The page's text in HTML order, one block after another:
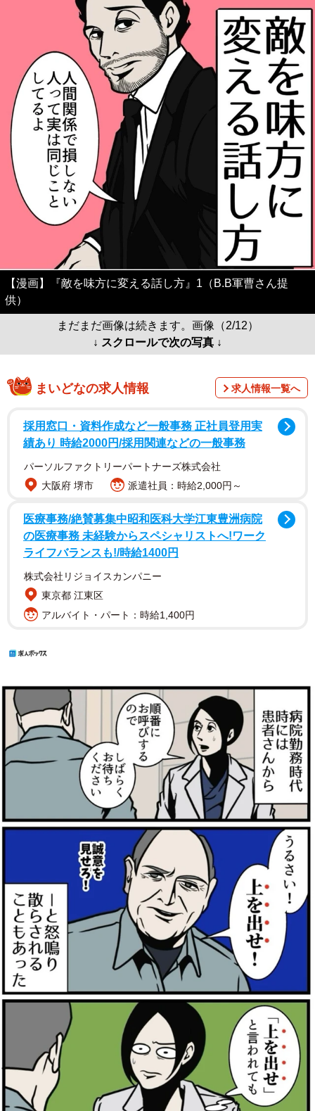
【漫画】『敵を味方に変える話し方』1（B.B軍曹さん提
供）
まだまだ画像は続きます。画像（2/12）
↓ スクロールで次の写真 ↓
まいどなの求人情報 求人情報一覧へ
採用窓口・資料作成など一般事務 正社員登用実
績あり 時給2000円/採用関連などの一般事務
パーソルファクトリーパートナーズ株式会社
大阪府 堺市
派遣社員：時給2,000円～
医療事務/絶賛募集中昭和医科大学江東豊洲病院
の医療事務 未経験からスペシャリストへ!ワーク
ライフバランスも!/時給1400円
株式会社リジョイスカンパニー
東京都 江東区
アルバイト・パート：時給1,400円